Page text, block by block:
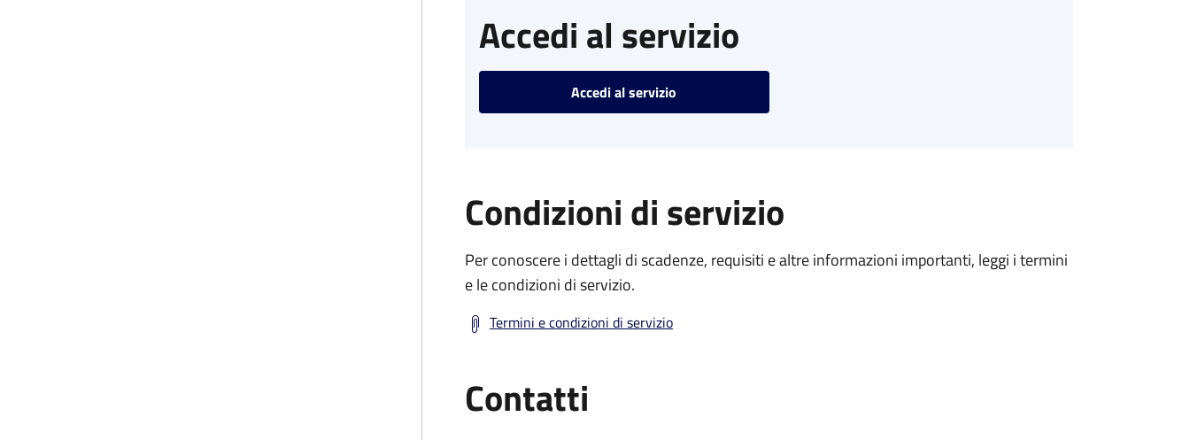
Accedi al servizio
Accedi al servizio
Condizioni di servizio
Per conoscere i dettagli di scadenze, requisiti e altre informazioni importanti, leggi i termini
e le condizioni di servizio.
Termini e condizioni di servizio
Contatti